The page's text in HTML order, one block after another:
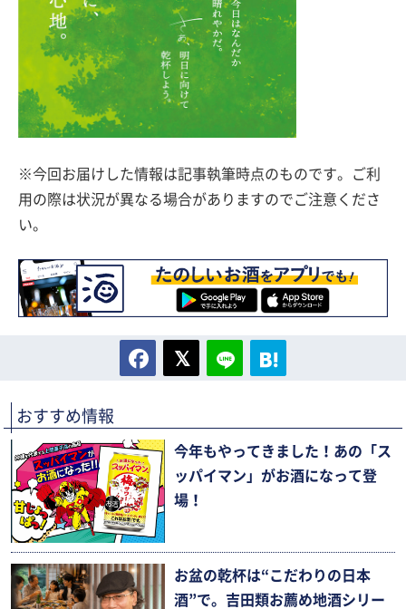
※今回お届けした情報は記事執筆時点のものです。ご利
用の際は状況が異なる場合がありますのでご注意くださ
い。
おすすめ情報
今年もやってきました！あの「ス
ッパイマン」がお酒になって登
場！
お盆の乾杯は“こだわりの日本
酒”で。吉田類お薦め地酒シリー